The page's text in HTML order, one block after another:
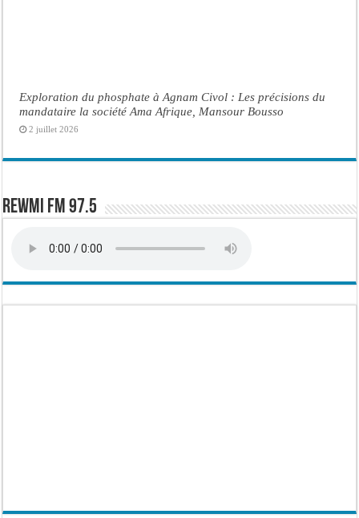
Exploration du phosphate à Agnam Civol : Les précisions du
mandataire la société Ama Afrique, Mansour Bousso
2 juillet 2026
Rewmi FM 97.5